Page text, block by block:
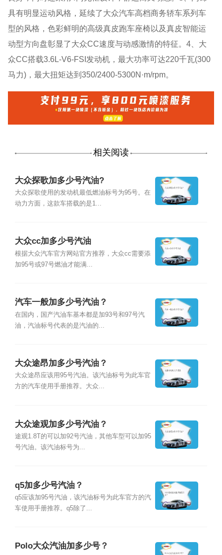
具有明显运动风格，延续了大众汽车高档商务轿车系列车
型的风格，色彩鲜明的高级真皮跑车座椅以及真皮智能运
动型方向盘彰显了大众CC速度与动感激情的特征。4、大
众CC搭载3.6L-V6-FSI发动机，最大功率可达220千瓦(300
马力)，最大扭矩达到350/2400-5300N·m/rpm。
相关阅读
大众探歌加多少号汽油?
大众探歌使用的发动机最低燃油标号为95号。在
动力方面，这款车搭载的是1...
大众cc加多少号汽油
根据大众汽车官方网站官方推荐，大众cc需要添
加95号或97号燃油才能满...
汽车一般加多少号汽油？
在国内，国产汽油车基本都是加93号和97号汽
油，汽油标号代表的是汽油的...
大众途昂加多少号汽油？
大众途昂应该用95号汽油。该汽油标号为此车官
方的汽车使用手册推荐。大众...
大众途观加多少号汽油？
途观1.8T的可以加92号汽油，其他车型可以加95
号汽油。该汽油标号为...
q5加多少号汽油？
q5应该加95号汽油，该汽油标号为此车官方的汽
车使用手册推荐。q5除了...
Polo大众汽油加多少号？